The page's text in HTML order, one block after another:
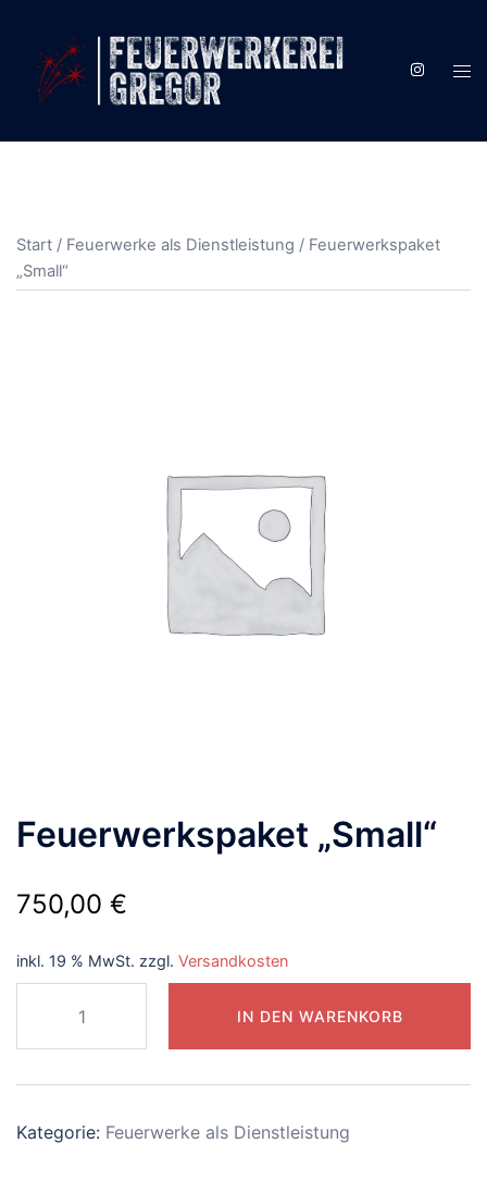
springen
Start / Feuerwerke als Dienstleistung / Feuerwerkspaket
„Small“
Feuerwerkspaket „Small“
750,00 €
inkl. 19 % MwSt. zzgl. Versandkosten
Menge
IN DEN WARENKORB
Kategorie: Feuerwerke als Dienstleistung